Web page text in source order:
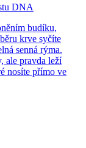
DNA
budíku,
krve syčíte
senná rýma.
ale pravda leží
nosíte přímo ve